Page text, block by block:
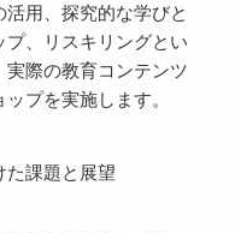
用、探究的な学びと
、リスキリングとい
実際の教育コンテンツ
プを実施します。
た課題と展望